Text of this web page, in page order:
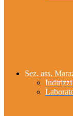
Sez. ass.
Indirizzi